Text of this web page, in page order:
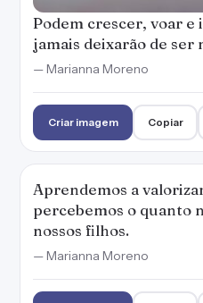
Criar imagem Copiar
A coisa mais
filho é o respeito pela
Criar imagem Copiar